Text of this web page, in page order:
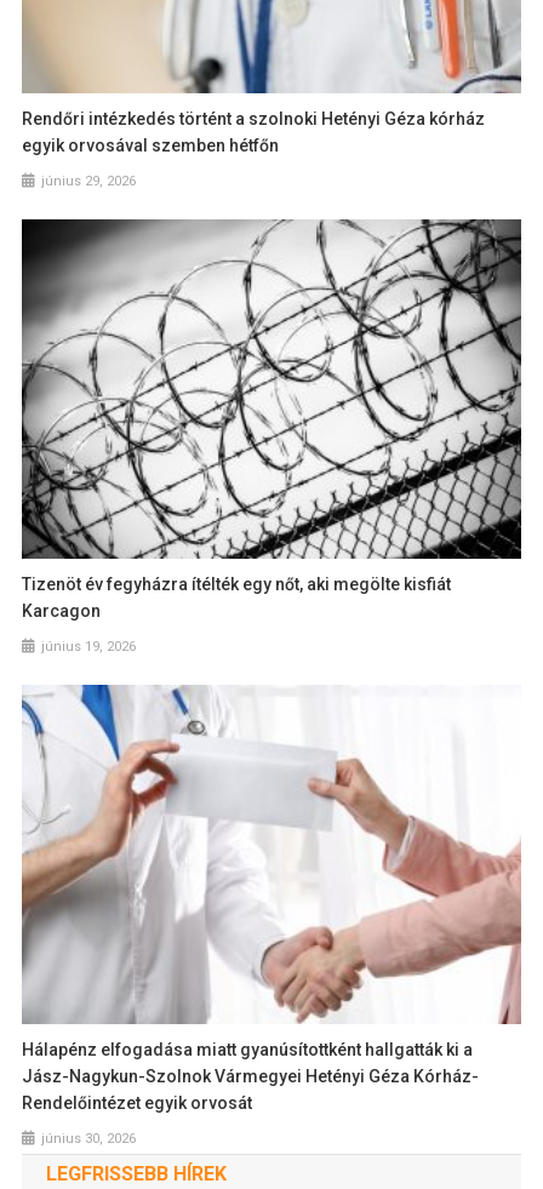
Rendőri intézkedés történt a szolnoki Hetényi Géza kórház
egyik orvosával szemben hétfőn
június 29, 2026
Tizenöt év fegyházra ítélték egy nőt, aki megölte kisfiát
Karcagon
június 19, 2026
Hálapénz elfogadása miatt gyanúsítottként hallgatták ki a
Jász-Nagykun-Szolnok Vármegyei Hetényi Géza Kórház-
Rendelőintézet egyik orvosát
június 30, 2026
LEGFRISSEBB HÍREK